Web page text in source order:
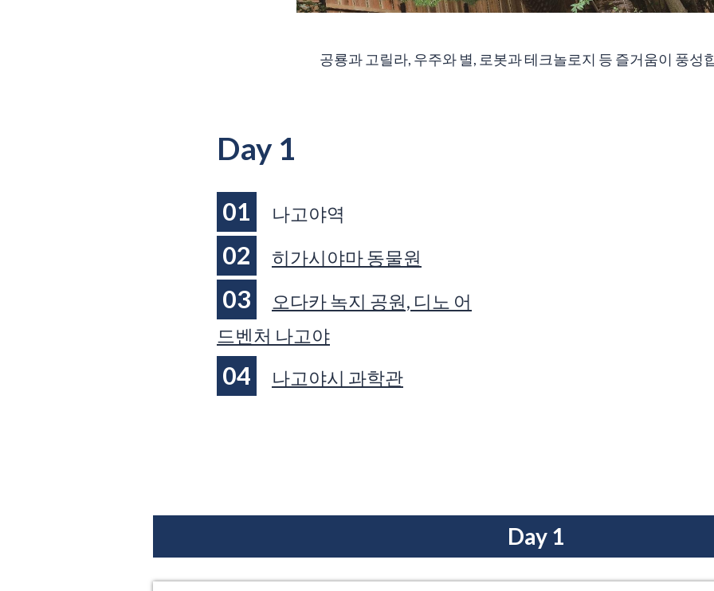
공룡과 고릴라, 우주와 별, 로봇과 테크놀로지 등 즐거움이 풍성
Day 1
01 나고야역
02 히가시야마 동물원
03
오다카 녹지 공원, 디노 어
드벤처 나고야
04 나고야시 과학관
Day 1